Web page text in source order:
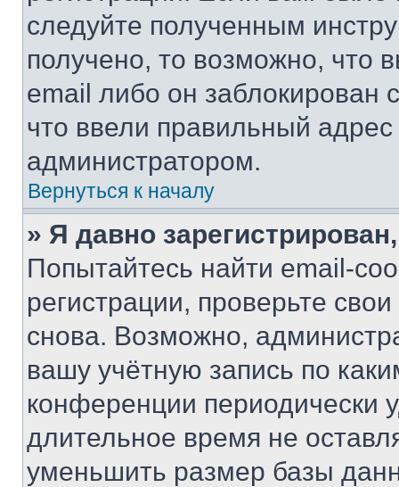
следуйте полученным
получено, то возможно, что
email либо он
что ввели правильный адрес
администратором.
Вернуться к началу
» Я давно
Попытайтесь найти email-
регистрации, проверьте
снова. Возможно,
вашу учётную запись по
конференции периодически
длительное время не
уменьшить размер базы